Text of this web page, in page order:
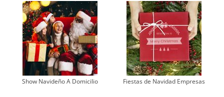
Show Navideño A Domicilio Fiestas de Navidad Empresas